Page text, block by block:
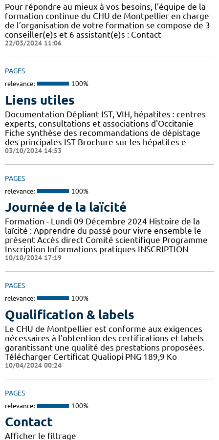
Pour répondre au mieux à vos besoins, l’équipe de la
formation continue du CHU de Montpellier en charge
de l’organisation de votre formation se compose de 3
conseiller(e)s et 6 assistant(e)s : Contact
22/03/2024 11:06
PAGES
relevance: 100%
Liens utiles
Documentation Dépliant IST, VIH, hépatites : centres
experts, consultations et associations d'Occitanie
Fiche synthèse des recommandations de dépistage
des principales IST Brochure sur les hépatites e
03/10/2024 14:53
PAGES
relevance: 100%
Journée de la laïcité
Formation - Lundi 09 Décembre 2024 Histoire de la
laïcité : Apprendre du passé pour vivre ensemble le
présent Accès direct Comité scientifique Programme
Inscription Informations pratiques ​INSCRIPTION
10/10/2024 17:19
PAGES
relevance: 100%
Qualification & labels
Le CHU de Montpellier est conforme aux exigences
nécessaires à l'obtention des certifications et labels
garantissant une qualité des prestations proposées.
Télécharger Certificat Qualiopi PNG 189,9 Ko
10/04/2024 00:24
PAGES
relevance: 100%
Contact
Afficher le filtrage